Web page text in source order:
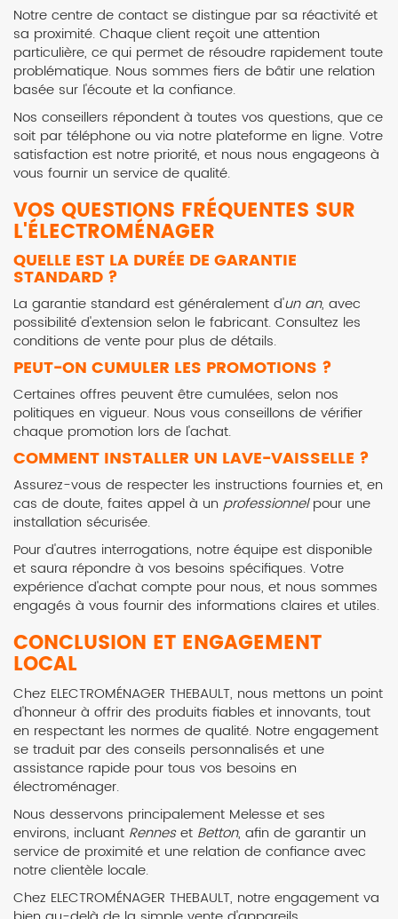
Notre centre de contact se distingue par sa réactivité et
sa proximité. Chaque client reçoit une attention
particulière, ce qui permet de résoudre rapidement toute
problématique. Nous sommes fiers de bâtir une relation
basée sur l'écoute et la confiance.
Nos conseillers répondent à toutes vos questions, que ce
soit par téléphone ou via notre plateforme en ligne. Votre
satisfaction est notre priorité, et nous nous engageons à
vous fournir un service de qualité.
VOS QUESTIONS FRÉQUENTES SUR
L'ÉLECTROMÉNAGER
QUELLE EST LA DURÉE DE GARANTIE
STANDARD ?
La garantie standard est généralement d'un an, avec
possibilité d'extension selon le fabricant. Consultez les
conditions de vente pour plus de détails.
PEUT-ON CUMULER LES PROMOTIONS ?
Certaines offres peuvent être cumulées, selon nos
politiques en vigueur. Nous vous conseillons de vérifier
chaque promotion lors de l'achat.
COMMENT INSTALLER UN LAVE-VAISSELLE ?
Assurez-vous de respecter les instructions fournies et, en
cas de doute, faites appel à un professionnelpour une
installation sécurisée.
Pour d'autres interrogations, notre équipe est disponible
et saura répondre à vos besoins spécifiques. Votre
expérience d'achat compte pour nous, et nous sommes
engagés à vous fournir des informations claires et utiles.
CONCLUSION ET ENGAGEMENT
LOCAL
Chez ELECTROMÉNAGER THEBAULT, nous mettons un point
d'honneur à offrir des produits fiables et innovants, tout
en respectant les normes de qualité. Notre engagement
se traduit par des conseils personnalisés et une
assistance rapide pour tous vos besoins en
électroménager.
Nous desservons principalement Melesse et ses
environs, incluant Renneset Betton, afin de garantir un
service de proximité et une relation de confiance avec
notre clientèle locale.
Chez ELECTROMÉNAGER THEBAULT, notre engagement va